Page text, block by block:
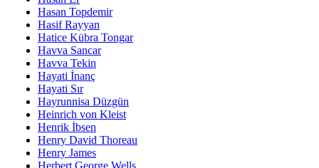
Hasan Topdemir
Hasif Rayyan
Hatice Kübra Tongar
Havva Sancar
Havva Tekin
Hayati İnanç
Hayati Sır
Hayrunnisa Düzgün
Heinrich von Kleist
Henrik İbsen
Henry David Thoreau
Henry James